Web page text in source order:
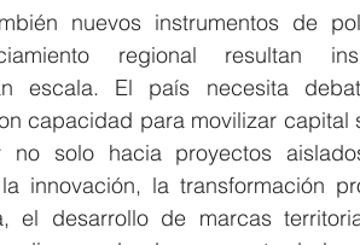
nuevos instrumentos de
regional resultan
escala. El país necesita
capacidad para movilizar capital
no solo hacia proyectos
innovación, la transformación
el desarrollo de marcas